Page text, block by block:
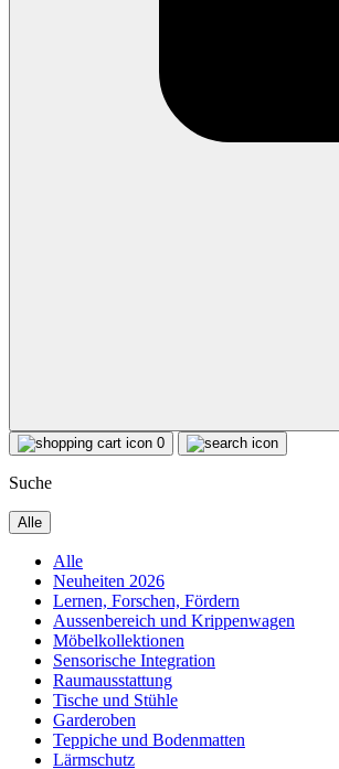
0
Suche
Alle
Alle
Neuheiten 2026
Lernen, Forschen, Fördern
Aussenbereich und Krippenwagen
Möbelkollektionen
Sensorische Integration
Raumausstattung
Tische und Stühle
Garderoben
Teppiche und Bodenmatten
Lärmschutz